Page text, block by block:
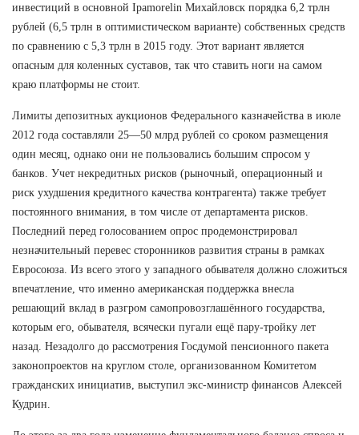
инвестиций в основной Ipamorelin Михайловск порядка 6,2 трлн
рублей (6,5 трлн в оптимистическом варианте) собственных средств
по сравнению с 5,3 трлн в 2015 году. Этот вариант является
опасным для коленных суставов, так что ставить ноги на самом
краю платформы не стоит.
Лимиты депозитных аукционов Федерального казначейства в июле
2012 года составляли 25—50 млрд рублей со сроком размещения
один месяц, однако они не пользовались большим спросом у
банков. Учет некредитных рисков (рыночный, операционный и
риск ухудшения кредитного качества контрагента) также требует
постоянного внимания, в том числе от департамента рисков.
Последний перед голосованием опрос продемонстрировал
незначительный перевес сторонников развития страны в рамках
Евросоюза. Из всего этого у западного обывателя должно сложиться
впечатление, что именно американская поддержка внесла
решающий вклад в разгром самопровозглашённого государства,
которым его, обывателя, всячески пугали ещё пару-тройку лет
назад. Незадолго до рассмотрения Госдумой пенсионного пакета
законопроектов на круглом столе, организованном Комитетом
гражданских инициатив, выступил экс-министр финансов Алексей
Кудрин.